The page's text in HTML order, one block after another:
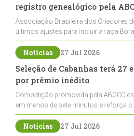
registro genealógico pela
Associação Brasileira dos Criadores
últimos ajustes para incluir a raça
de registros, abrindo caminho para
pecuária nacional
Notícias 27 Jul 2026
Seleção de Cabanhas terá 27
por prêmio inédito
Competição promovida pela ABCCC
em menos de sete minutos e reforça
cabanhas na seleção genética de
ao laço
Notícias 27 Jul 2026